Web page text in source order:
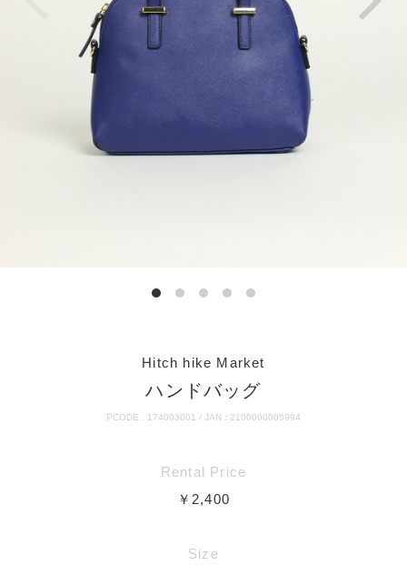
Hitch hike Market
ハンドバッグ
PCODE : 174003001 / JAN : 2100000005994
Rental Price
￥2,400
Size